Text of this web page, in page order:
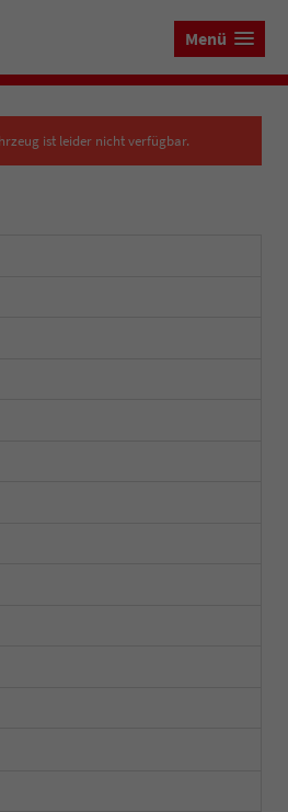
Menü
ist leider nicht verfügbar.